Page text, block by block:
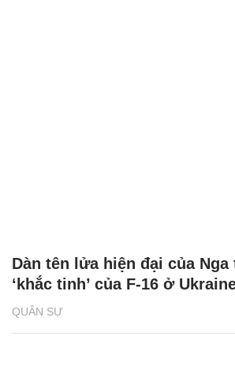
QUÂN SỰ
Dàn tên lửa hiện đại của
‘khắc tinh’ của F-16 ở